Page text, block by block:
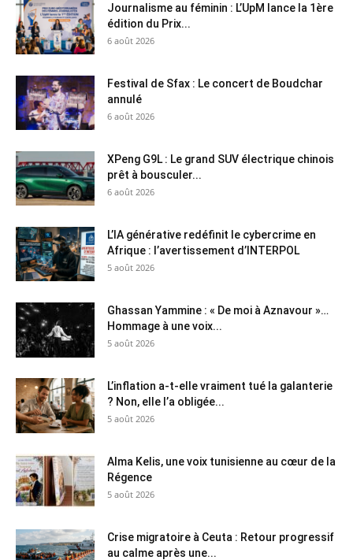
Journalisme au féminin : L’UpM lance la 1ère
édition du Prix...
6 août 2026
Festival de Sfax : Le concert de Boudchar
annulé
6 août 2026
XPeng G9L : Le grand SUV électrique chinois
prêt à bousculer...
6 août 2026
L’IA générative redéfinit le cybercrime en
Afrique : l’avertissement d’INTERPOL
5 août 2026
Ghassan Yammine : « De moi à Aznavour »…
Hommage à une voix...
5 août 2026
L’inflation a-t-elle vraiment tué la galanterie
? Non, elle l’a obligée...
5 août 2026
Alma Kelis, une voix tunisienne au cœur de la
Régence
5 août 2026
Crise migratoire à Ceuta : Retour progressif
au calme après une...